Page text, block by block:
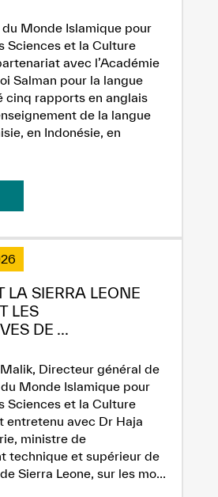
✪
✪ ✪
du Monde Islamique pour
Sciences et la Culture
avec l’Académie
Salman pour la langue
cinq rapports en anglais
de la langue
en Indonésie, en
LA SIERRA LEONE
LES
DE ...
Directeur général de
Monde Islamique pour
Sciences et la Culture
entretenu avec Dr Haja
ministre de
technique et supérieur de
Sierra Leone, sur les mo...